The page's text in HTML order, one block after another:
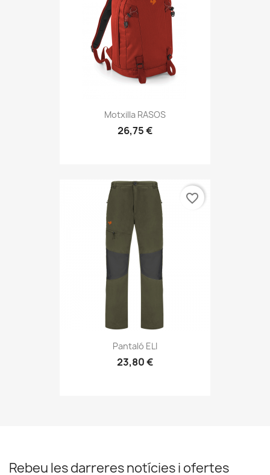
Motxilla RASOS
26,75 €
Pantaló ELI
23,80 €
favorite_border
Rebeu les darreres notícies i ofertes